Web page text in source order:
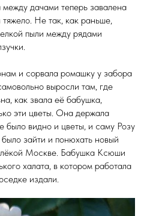
дачами теперь завалена
Не так, как раньше,
пыли между рядами
и сорвала ромашку у забора
выросли там, где
как звала её бабушка,
эти цветы. Она держала
было видно и цветы, и саму Розу
зайти и понюхать новый
Москве. Бабушка Ксюши
халата, в котором работала
издали.